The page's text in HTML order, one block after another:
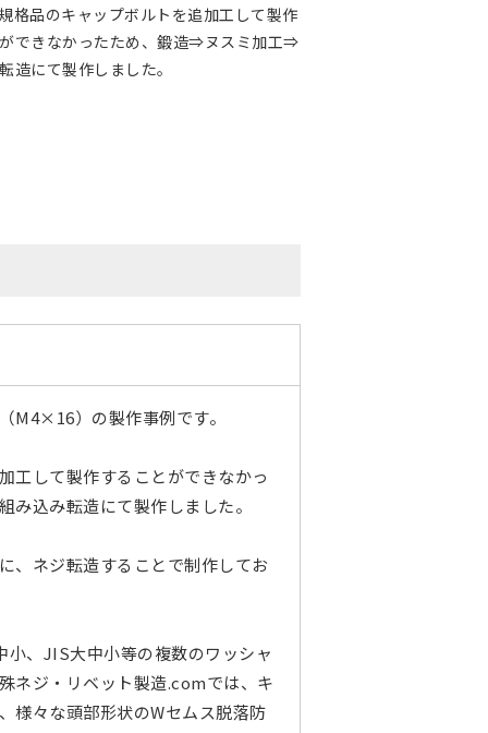
格品のキャップボルトを追加工して製作
できなかったため、鍛造⇒ヌスミ加工⇒
造にて製作しました。
M4×16）の製作事例です。
工して製作することができなかっ
込み転造にて製作しました。
、ネジ転造することで制作してお
小、JIS大中小等の複数のワッシャ
ネジ・リベット製造.comでは、キ
様々な頭部形状のWセムス脱落防